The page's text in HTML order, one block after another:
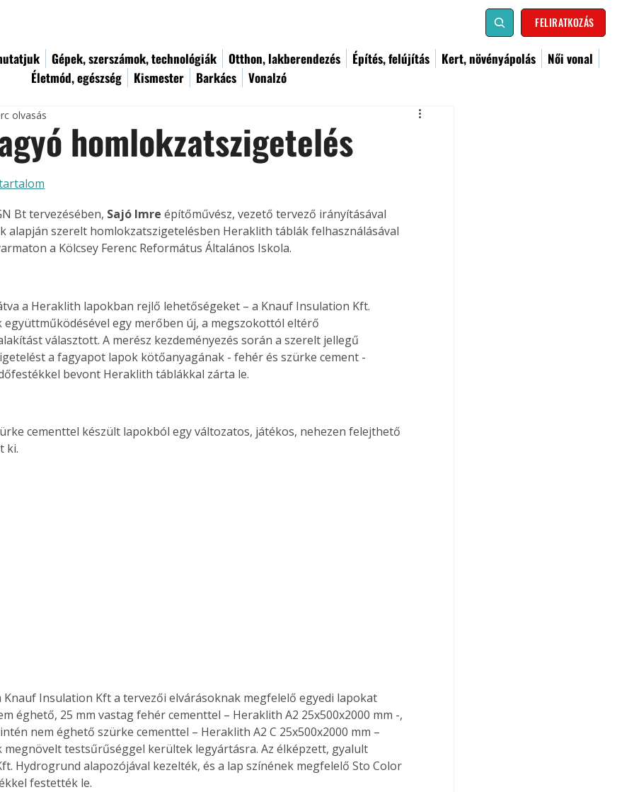
FELIRATKOZÁS
Gépek, szerszámok, technológiák Otthon, lakberendezés Építés, felújítás Kert, növényápolás
Női vonal
Életmód, egészség
Kismester Barkács Vonalzó
homlokzatszigetelés
olvasás
Bt tervezésében, Sajó Imre építőművész, vezető tervező irányításával
alapján szerelt homlokzatszigetelésben Heraklith táblák felhasználásával
a Kölcsey Ferenc Református Általános Iskola.
a Heraklith lapokban rejlő lehetőségeket – a Knauf Insulation Kft.
együttműködésével egy merőben új, a megszokottól eltérő
választott. A merész kezdeményezés során a szerelt jellegű
a fagyapot lapok kötőanyagának - fehér és szürke cement -
bevont Heraklith táblákkal zárta le.
cementtel készült lapokból egy változatos, játékos, nehezen felejthető
ki.
Knauf Insulation Kft a tervezői elvárásoknak megfelelő egyedi lapokat
éghető, 25 mm vastag fehér cementtel – Heraklith A2 25x500x2000 mm -,
nem éghető szürke cementtel – Heraklith A2 C 25x500x2000 mm –
megnövelt testsűrűséggel kerültek legyártásra. Az élképzett, gyalult
Hydrogrund alapozójával kezelték, és a lap színének megfelelő Sto Color
festették le.